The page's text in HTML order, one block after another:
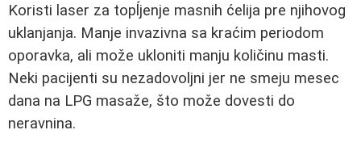
Koristi laser za topĺjenje masnih ćelija pre njihovog
uklanjanja. Manje invazivna sa kraćim periodom
oporavka, ali može ukloniti manju količinu masti.
Neki pacijenti su nezadovoljni jer ne smeju mesec
dana na LPG masaže, što može dovesti do
neravnina.